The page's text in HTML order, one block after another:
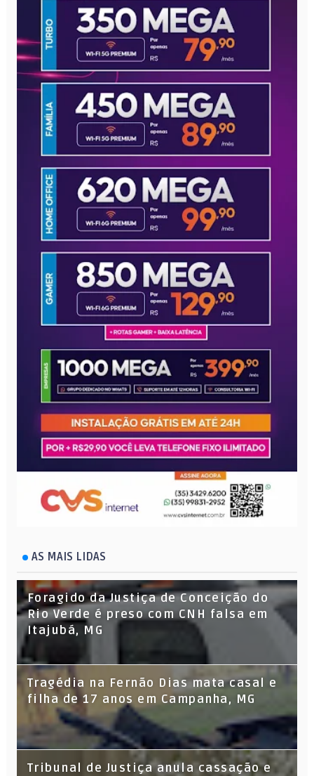
AS MAIS LIDAS
Foragido da Justiça de Conceição do
Rio Verde é preso com CNH falsa em
Itajubá, MG
Tragédia na Fernão Dias mata casal e
filha de 17 anos em Campanha, MG
Tribunal de Justiça anula cassação e